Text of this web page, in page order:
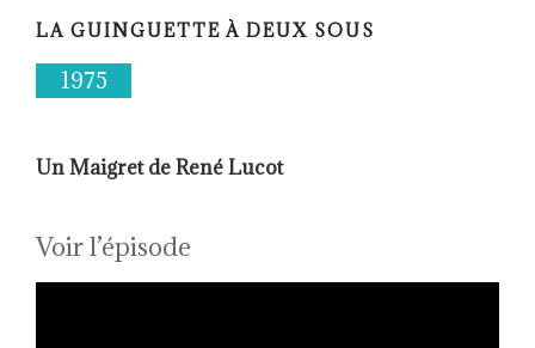
LA GUINGUETTE À DEUX SOUS
1975
Un Maigret de René Lucot
Voir l’épisode